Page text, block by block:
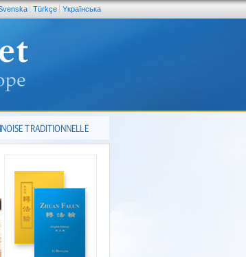
Türkçe Yкраїнська
TRADITIONNELLE